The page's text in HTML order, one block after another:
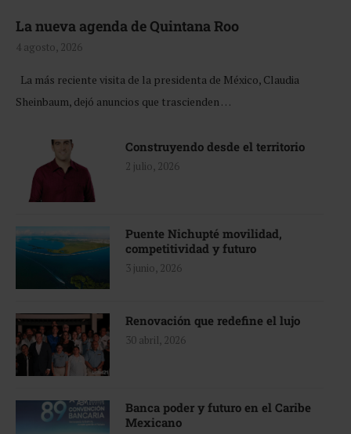
La nueva agenda de Quintana Roo
4 agosto, 2026
La más reciente visita de la presidenta de México, Claudia
Sheinbaum, dejó anuncios que trascienden …
Construyendo desde el territorio
2 julio, 2026
Puente Nichupté movilidad,
competitividad y futuro
3 junio, 2026
Renovación que redefine el lujo
30 abril, 2026
Banca poder y futuro en el Caribe
Mexicano